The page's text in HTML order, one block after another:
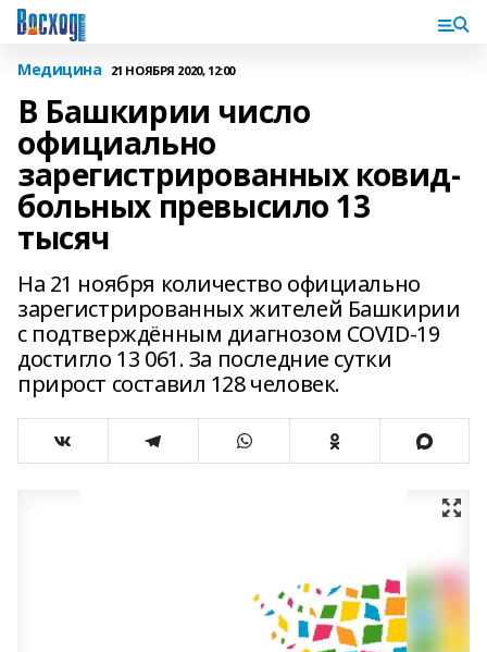
Медицина 21 НОЯБРЯ 2020, 12:00
В Башкирии число
официально
зарегистрированных ковид-
больных превысило 13
тысяч
На 21 ноября количество официально
зарегистрированных жителей Башкирии
с подтверждённым диагнозом COVID-19
достигло 13 061. За последние сутки
прирост составил 128 человек.